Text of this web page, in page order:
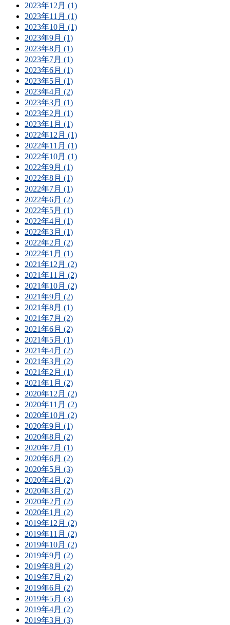
2023年12月 (1)
2023年11月 (1)
2023年10月 (1)
2023年9月 (1)
2023年8月 (1)
2023年7月 (1)
2023年6月 (1)
2023年5月 (1)
2023年4月 (2)
2023年3月 (1)
2023年2月 (1)
2023年1月 (1)
2022年12月 (1)
2022年11月 (1)
2022年10月 (1)
2022年9月 (1)
2022年8月 (1)
2022年7月 (1)
2022年6月 (2)
2022年5月 (1)
2022年4月 (1)
2022年3月 (1)
2022年2月 (2)
2022年1月 (1)
2021年12月 (2)
2021年11月 (2)
2021年10月 (2)
2021年9月 (2)
2021年8月 (1)
2021年7月 (2)
2021年6月 (2)
2021年5月 (1)
2021年4月 (2)
2021年3月 (2)
2021年2月 (1)
2021年1月 (2)
2020年12月 (2)
2020年11月 (2)
2020年10月 (2)
2020年9月 (1)
2020年8月 (2)
2020年7月 (1)
2020年6月 (2)
2020年5月 (3)
2020年4月 (2)
2020年3月 (2)
2020年2月 (2)
2020年1月 (2)
2019年12月 (2)
2019年11月 (2)
2019年10月 (2)
2019年9月 (2)
2019年8月 (2)
2019年7月 (2)
2019年6月 (2)
2019年5月 (3)
2019年4月 (2)
2019年3月 (3)